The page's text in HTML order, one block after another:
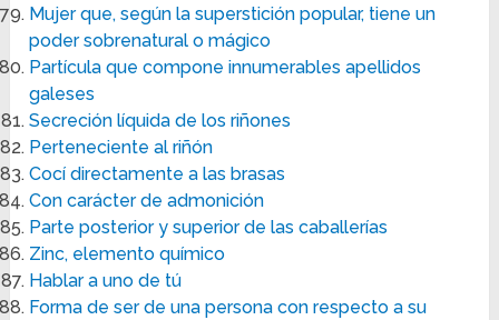
Mujer que, según la superstición popular, tiene un
poder sobrenatural o mágico
Partícula que compone innumerables apellidos
galeses
Secreción líquida de los riñones
Perteneciente al riñón
Cocí directamente a las brasas
Con carácter de admonición
Parte posterior y superior de las caballerías
Zinc, elemento químico
Hablar a uno de tú
Forma de ser de una persona con respecto a su